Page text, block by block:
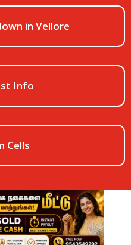
in Vellore
Info
Cells